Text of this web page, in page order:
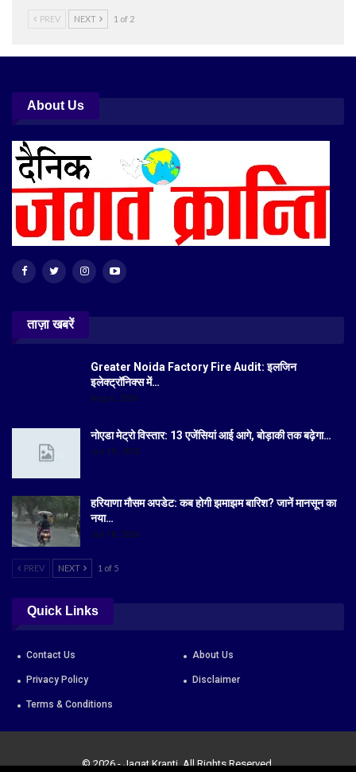
PREV NEXT 1 of 2
About Us
ताज़ा खबरें
Greater Noida Factory Fire Audit: इलजिन
इलेक्ट्रॉनिक्स में…
Aug 6, 2026
नोएडा मेट्रो विस्तार: 13 एजेंसियां आई आगे, बोड़ाकी तक बढ़ेगा…
Jul 19, 2026
हरियाणा मौसम अपडेट: कब होगी झमाझम बारिश? जानें मानसून का
नया…
Jul 18, 2026
PREV NEXT 1 of 5
Quick Links
Contact Us About Us
Privacy Policy Disclaimer
Terms & Conditions
© 2026 - Jagat Kranti. All Rights Reserved.